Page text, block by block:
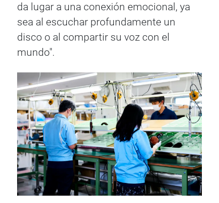
da lugar a una conexión emocional, ya
sea al escuchar profundamente un
disco o al compartir su voz con el
mundo".